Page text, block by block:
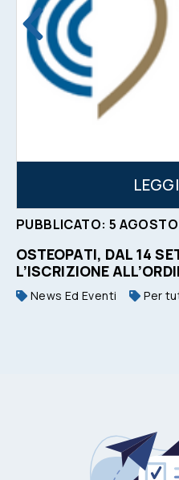
PUBBLICATO: 5 AGOSTO
OSTEOPATI, DAL 14
L’ISCRIZIONE
News Ed Eventi Per